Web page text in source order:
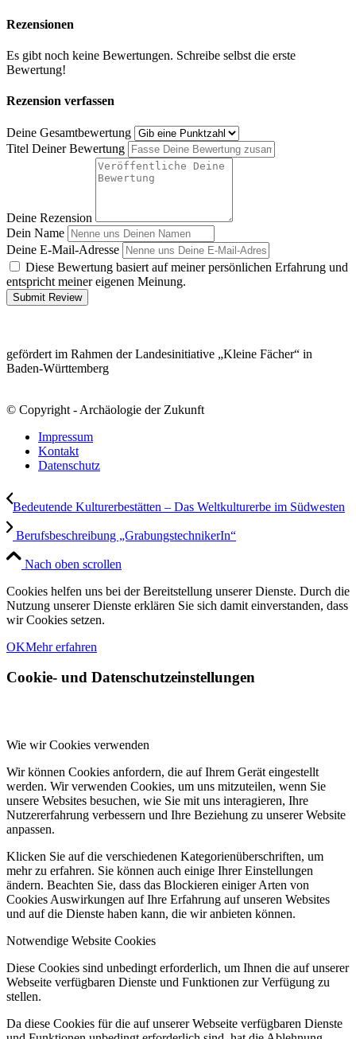
Rezensionen
Es gibt noch keine Bewertungen. Schreibe selbst die erste
Bewertung!
Rezension verfassen
Deine Gesamtbewertung
Titel Deiner Bewertung
Deine Rezension
Dein Name
Deine E-Mail-Adresse
Diese Bewertung basiert auf meiner persönlichen Erfahrung und
entspricht meiner eigenen Meinung.
Submit Review
gefördert im Rahmen der Landesinitiative „Kleine Fächer“ in
Baden-Württemberg
© Copyright - Archäologie der Zukunft
Impressum
Kontakt
Datenschutz
Bedeutende Kulturerbestätten – Das Weltkulturerbe im Südwesten
Berufsbeschreibung „GrabungstechnikerIn“
Nach oben scrollen
Cookies helfen uns bei der Bereitstellung unserer Dienste. Durch die
Nutzung unserer Dienste erklären Sie sich damit einverstanden, dass
wir Cookies setzen.
OKMehr erfahren
Cookie- und Datenschutzeinstellungen
Wie wir Cookies verwenden
Wir können Cookies anfordern, die auf Ihrem Gerät eingestellt
werden. Wir verwenden Cookies, um uns mitzuteilen, wenn Sie
unsere Websites besuchen, wie Sie mit uns interagieren, Ihre
Nutzererfahrung verbessern und Ihre Beziehung zu unserer Website
anpassen.
Klicken Sie auf die verschiedenen Kategorienüberschriften, um
mehr zu erfahren. Sie können auch einige Ihrer Einstellungen
ändern. Beachten Sie, dass das Blockieren einiger Arten von
Cookies Auswirkungen auf Ihre Erfahrung auf unseren Websites
und auf die Dienste haben kann, die wir anbieten können.
Notwendige Website Cookies
Diese Cookies sind unbedingt erforderlich, um Ihnen die auf unserer
Webseite verfügbaren Dienste und Funktionen zur Verfügung zu
stellen.
Da diese Cookies für die auf unserer Webseite verfügbaren Dienste